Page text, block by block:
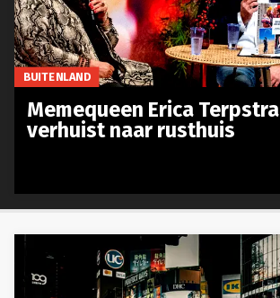
BUITENLAND
Memequeen Erica Terpstra
verhuist naar rusthuis